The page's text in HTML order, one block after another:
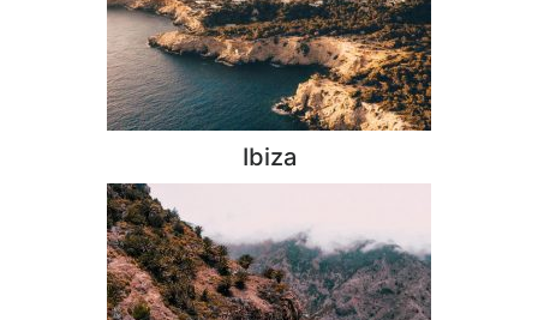
Ibiza